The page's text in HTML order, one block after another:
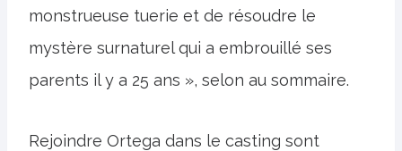
monstrueuse tuerie et de résoudre le
mystère surnaturel qui a embrouillé ses
parents il y a 25 ans », selon au sommaire.
Rejoindre Ortega dans le casting sont